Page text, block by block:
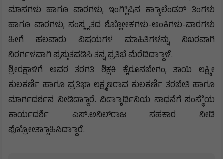
ಮಾಸಗಳು ಹಾಗೂ ವಾರಗಳು, ಇಂಗ್ಲಿಿಷಿನ ಕ್ಯಾಾಲೆಂಡರ್ ತಿಂಗಳು
ಹಾಗೂ ವಾರಗಳು, ಸಂಸ್ಕೃತದ ಶ್ಲೋೋಕಗಳು-ಅಂಕಿಗಳು-ವಾರಗಳು
ಹೀಗೆ ಹಲವಾರು ವಿಷಯಗಳ ಮಾಹಿತಿಗಳನ್ನು ನಿಖರವಾಗಿ
ನಿರರ್ಗಳವಾಗಿ ಪ್ರಸ್ತುತಪಡಿಸಿ ತನ್ನ ಪ್ರತಿಭೆ ಮೆರೆದಿದ್ದಾಾಳೆ.
ಶ್ರೀರಕ್ಷಾಳಿಗೆ ಅವರ ತರಗತಿ ಶಿಕ್ಷಕಿ ಕೈರೂನಬೇಗಂ, ತಾಯಿ ಲಕ್ಷ್ಮೀ
ಕುಲಕರ್ಣಿ ಹಾಗೂ ಪ್ರತಿಭಾ ಲಕ್ಷ್ಮಣರಾವ ಕುಲಕರ್ಣಿ ತರಬೇತಿ ಹಾಗೂ
ಮಾರ್ಗದರ್ಶನ ನೀಡಿದ್ದಾಾರೆ. ವಿದ್ಯಾಾರ್ಥಿನಿಯ ಸಾಧನೆಗೆ ಸಂಸ್ಥೆೆಯ
ಕಾರ್ಯದರ್ಶಿ ಎಸ್.ಅನಿಲ್‌ರಾಜ ಸಹಕಾರ ನೀಡಿ
ಪ್ರೋೋತ್ಸಾಾಹಿಸಿದ್ದಾಾರೆ.